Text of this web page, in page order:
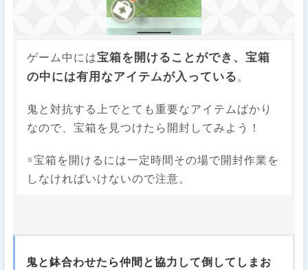
ゲーム中には宝箱を開けることができ、宝箱
の中には有用なアイテムが入っている。
鬼と対抗する上でとても重要なアイテムばかり
なので、宝箱を見つけたら開封してみよう！
※宝箱を開けるには一定時間その場で開封作業を
しなければいけないので注意。
鬼と鉢合わせたら仲間と協力して倒してしまお